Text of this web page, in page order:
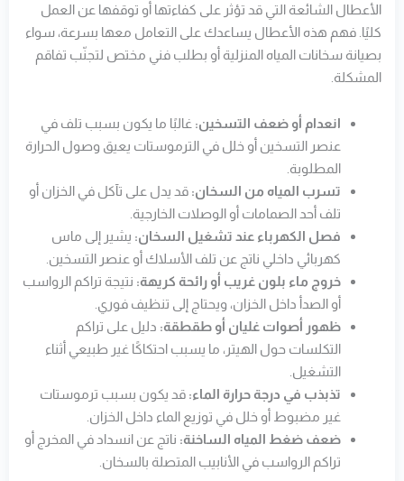
الأعطال الشائعة التي قد تؤثر على كفاءتها أو توقفها عن العمل
كليًا. فهم هذه الأعطال يساعدك على التعامل معها بسرعة، سواء
بصيانة سخانات المياه المنزلية أو بطلب فني مختص لتجنّب تفاقم
المشكلة.
انعدام أو ضعف التسخين: غالبًا ما يكون بسبب تلف في
عنصر التسخين أو خلل في الترموستات يعيق وصول الحرارة
المطلوبة.
تسرب المياه من السخان: قد يدل على تآكل في الخزان أو
تلف أحد الصمامات أو الوصلات الخارجية.
فصل الكهرباء عند تشغيل السخان: يشير إلى ماس
كهربائي داخلي ناتج عن تلف الأسلاك أو عنصر التسخين.
خروج ماء بلون غريب أو رائحة كريهة: نتيجة تراكم الرواسب
أو الصدأ داخل الخزان، ويحتاج إلى تنظيف فوري.
ظهور أصوات غليان أو طقطقة: دليل على تراكم
التكلسات حول الهيتر، ما يسبب احتكاكًا غير طبيعي أثناء
التشغيل.
تذبذب في درجة حرارة الماء: قد يكون بسبب ترموستات
غير مضبوط أو خلل في توزيع الماء داخل الخزان.
ضعف ضغط المياه الساخنة: ناتج عن انسداد في المخرج أو
تراكم الرواسب في الأنابيب المتصلة بالسخان.